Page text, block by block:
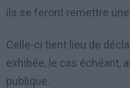
ils se feront remettre
Celle-ci tient lieu de
exhibée, le cas échéant,
publique.